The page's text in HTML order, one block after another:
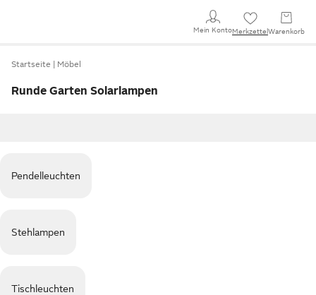
Mein KontoMerkzettel Warenkorb
Startseite Möbel
Runde Garten Solarlampen
Pendelleuchten
Stehlampen
Tischleuchten